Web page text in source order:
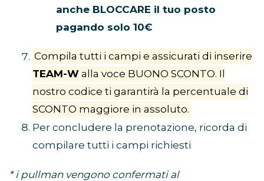
anche BLOCCARE il tuo posto
pagando solo 10€
Compila tutti i campi e assicurati di inserire
TEAM-W alla voce BUONO SCONTO. Il
nostro codice ti garantirà la percentuale di
SCONTO maggiore in assoluto.
Per concludere la prenotazione, ricorda di
compilare tutti i campi richiesti
* i pullman vengono confermati al